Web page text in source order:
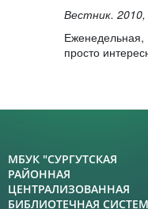
Вестник.
просто
МБУК "СУРГУТСКАЯ
РАЙОННАЯ
ЦЕНТРАЛИЗОВАННАЯ
БИБЛИОТЕЧНАЯ